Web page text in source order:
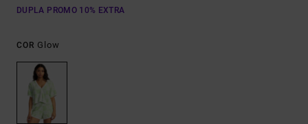
DUPLA PROMO 10% EXTRA
COR Glow